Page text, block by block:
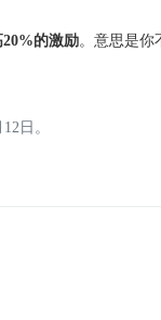
的激励。意思是你
日。